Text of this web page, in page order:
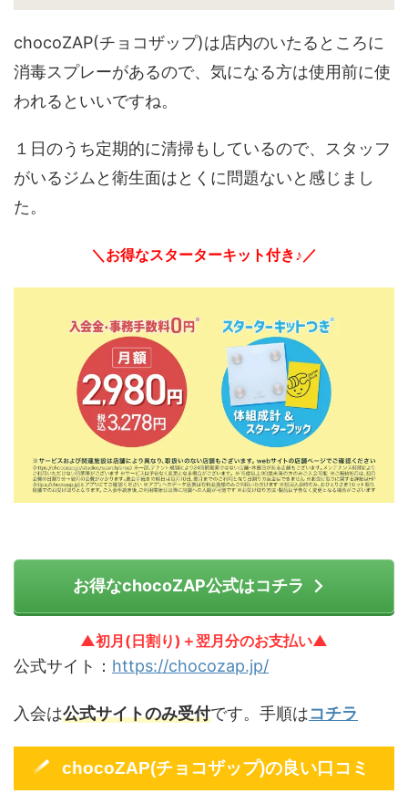
chocoZAP(チョコザップ)は店内のいたるところに
消毒スプレーがあるので、気になる方は使用前に使
われるといいですね。
１日のうち定期的に清掃もしているので、スタッフ
がいるジムと衛生面はとくに問題ないと感じまし
た。
＼お得なスターターキット付き♪／
お得なchocoZAP公式はコチラ
▲初月(日割り)＋翌月分のお支払い▲
公式サイト： https://chocozap.jp/
入会は公式サイトのみ受付です。手順はコチラ
chocoZAP(チョコザップ)の良い口コミ